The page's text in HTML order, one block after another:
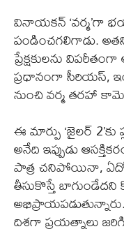
వినాయకన్ ‘వర్మ’గా
పండించగలిగాడు.
ప్రేక్షకులను
ప్రధానంగా సీరియస్,
నుంచి వర్మ తరహా
ఈ మార్పు ‘జైలర్
అనేది ఇప్పుడు
పాత్ర చనిపోయినా,
తీసుకొస్తే
దిశగా ప్రయత్నాలు